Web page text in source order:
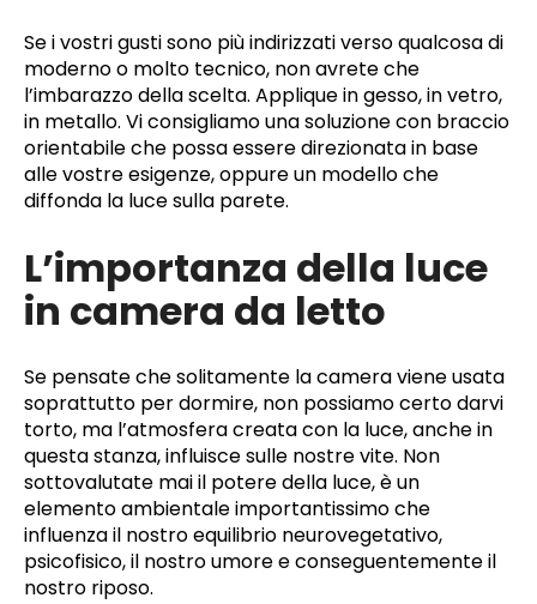
Se i vostri gusti sono più indirizzati verso qualcosa di
moderno o molto tecnico, non avrete che
l’imbarazzo della scelta. Applique in gesso, in vetro,
in metallo. Vi consigliamo una soluzione con braccio
orientabile che possa essere direzionata in base
alle vostre esigenze, oppure un modello che
diffonda la luce sulla parete.
L’importanza della luce
in camera da letto
Se pensate che solitamente la camera viene usata
soprattutto per dormire, non possiamo certo darvi
torto, ma l’atmosfera creata con la luce, anche in
questa stanza, influisce sulle nostre vite. Non
sottovalutate mai il potere della luce, è un
elemento ambientale importantissimo che
influenza il nostro equilibrio neurovegetativo,
psicofisico, il nostro umore e conseguentemente il
nostro riposo.